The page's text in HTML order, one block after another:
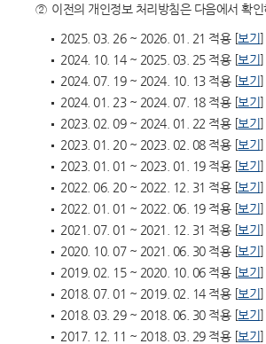
② 이전의 개인정보 처리방침은 다음에서 확인
2025. 03. 26 ~ 2026. 01. 21 적용 [보기]
2024. 10. 14 ~ 2025. 03. 25 적용 [보기]
2024. 07. 19 ~ 2024. 10. 13 적용 [보기]
2024. 01. 23 ~ 2024. 07. 18 적용 [보기]
2023. 02. 09 ~ 2024. 01. 22 적용 [보기]
2023. 01. 20 ~ 2023. 02. 08 적용 [보기]
2023. 01. 01 ~ 2023. 01. 19 적용 [보기]
2022. 06. 20 ~ 2022. 12. 31 적용 [보기]
2022. 01. 01 ~ 2022. 06. 19 적용 [보기]
2021. 07. 01 ~ 2021. 12. 31 적용 [보기]
2020. 10. 07 ~ 2021. 06. 30 적용 [보기]
2019. 02. 15 ~ 2020. 10. 06 적용 [보기]
2018. 07. 01 ~ 2019. 02. 14 적용 [보기]
2018. 03. 29 ~ 2018. 06. 30 적용 [보기]
2017. 12. 11 ~ 2018. 03. 29 적용 [보기]